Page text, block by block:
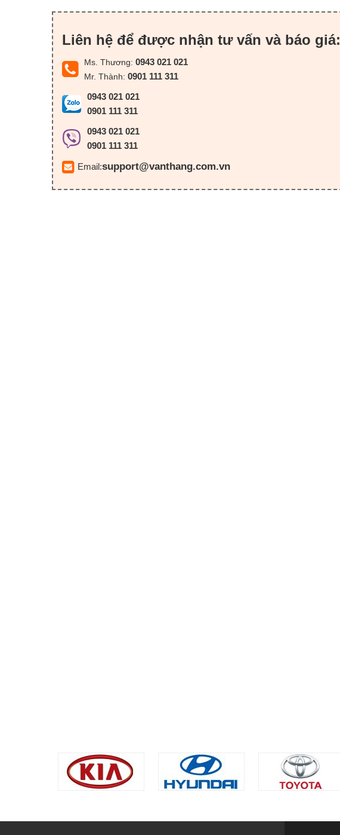
Liên hệ để được nhận tư vấn và báo giá:
Ms. Thương: 0943 021 021
Mr. Thành: 0901 111 311
0943 021 021
0901 111 311
0943 021 021
0901 111 311
Email:support@vanthang.com.vn